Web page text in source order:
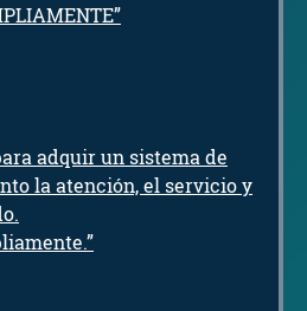
adquir un sistema de
la atención, el servicio y